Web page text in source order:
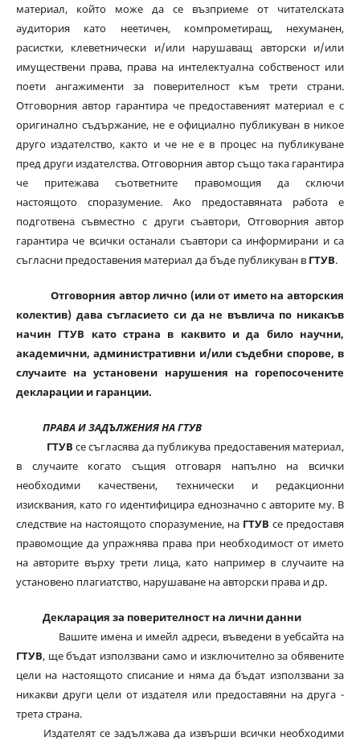
материал, който може да се възприеме от читателската
аудитория като неетичен, компрометиращ, нехуманен,
расистки, клеветнически и/или нарушаващ авторски и/или
имуществени права, права на интелектуална собственост или
поети ангажименти за поверителност към трети страни.
Отговорния автор гарантира че предоставеният материал е с
оригинално съдържание, не е официално публикуван в никое
друго издателство, както и че не е в процес на публикуване
пред други издателства. Отговорния автор също така гарантира
че притежава съответните правомощия да сключи
настоящото споразумение. Ако предоставяната работа е
подготвена съвместно с други съавтори, Отговорния автор
гарантира че всички останали съавтори са информирани и са
съгласни предоставения материал да бъде публикуван в ГТУВ.
Отговорния автор лично (или от името на авторския
колектив) дава съгласието си да не въвлича по никакъв
начин ГТУВ като страна в каквито и да било научни,
академични, административни и/или съдебни спорове, в
случаите на установени нарушения на горепосочените
декларации и гаранции.
ПРАВА И ЗАДЪЛЖЕНИЯ НА ГТУВ
ГТУВ се съгласява да публикува предоставения материал,
в случаите когато същия отговаря напълно на всички
необходими качествени, технически и редакционни
изисквания, като го идентифицира еднозначно с авторите му. В
следствие на настоящото споразумение, на ГТУВ се предоставя
правомощие да упражнява права при необходимост от името
на авторите върху трети лица, като например в случаите на
установено плагиатство, нарушаване на авторски права и др.
Декларация за поверителност на лични данни
Вашите имена и имейл адреси, въведени в уебсайта на
ГТУВ, ще бъдат използвани само и изключително за обявените
цели на настоящото списание и няма да бъдат използвани за
никакви други цели от издателя или предоставяни на друга -
трета страна.
Издателят се задължава да извърши всички необходими